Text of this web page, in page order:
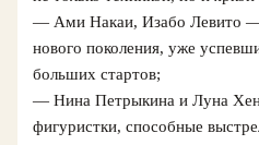
— Ами Накаи, Изабо Левито —
нового поколения, уже
больших стартов;
— Нина Петрыкина и Луна
фигуристки, способные